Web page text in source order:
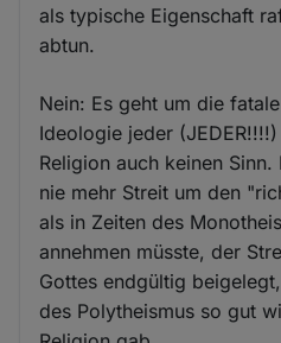
als typische Eigenschaft
abtun.
Nein: Es geht um die
Ideologie jeder
Religion auch keinen
nie mehr Streit um den
als in Zeiten des
annehmen müsste, der
Gottes endgültig
des Polytheismus so gut